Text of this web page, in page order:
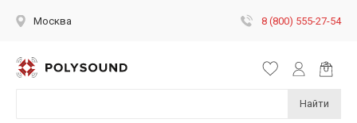
Москва 8 (800) 555-27-54
Найти